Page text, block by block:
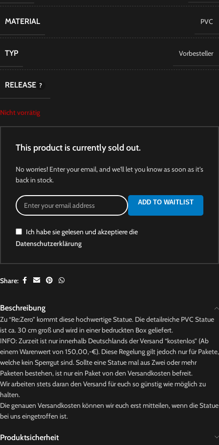
MATERIAL PVC
TYP Vorbesteller
RELEASE
Nicht vorrätig
This product is currently sold out.
No worries! Enter your email, and we'll let you know as soon as it's
back in stock.
ADD TO WAITLIST
Ich habe sie gelesen und akzeptiere die
Datenschutzerklärung
Share:
Beschreibung
Zu “Re:Zero” kommt diese hochwertige Statue. Die detailreiche PVC Statue
ist ca. 30 cm groß und wird in einer bedruckten Box geliefert.
INFO: Zurzeit ist nur innerhalb Deutschlands der Versand “kostenlos” (Ab
einem Warenwert von 150,00,-€). Diese Regelung gilt jedoch nur für Pakete,
welche kein Sperrgut sind. Sollte eine Statue mal aus Zwei oder mehr
Paketen bestehen, ist nur ein Paket von den Versandkosten befreit.
Wir arbeiten stets daran den Versand für euch so günstig wie möglich zu
halten.
Die genauen Versandkosten können wir euch erst mitteilen, wenn die Statue
bei uns eingetroffen ist.
Produktsicherheit